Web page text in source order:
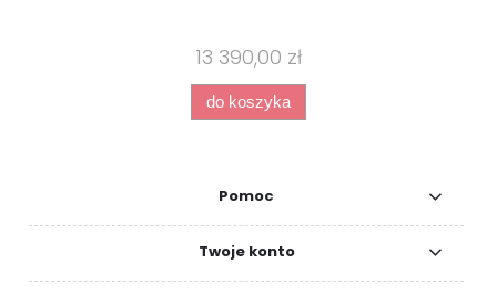
13 390,00 zł
do koszyka
Pomoc
Twoje konto